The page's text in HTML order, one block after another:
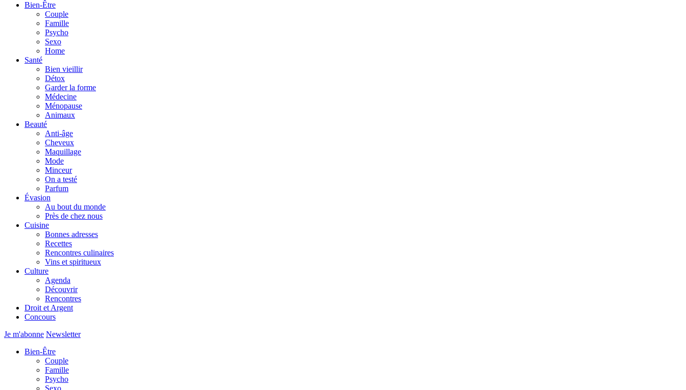
Bien-Être
Couple
Famille
Psycho
Sexo
Home
Santé
Bien vieillir
Détox
Garder la forme
Médecine
Ménopause
Animaux
Beauté
Anti-âge
Cheveux
Maquillage
Mode
Minceur
On a testé
Parfum
Évasion
Au bout du monde
Près de chez nous
Cuisine
Bonnes adresses
Recettes
Rencontres culinaires
Vins et spiritueux
Culture
Agenda
Découvrir
Rencontres
Droit et Argent
Concours
Je m'abonne Newsletter
Bien-Être
Couple
Famille
Psycho
Sexo